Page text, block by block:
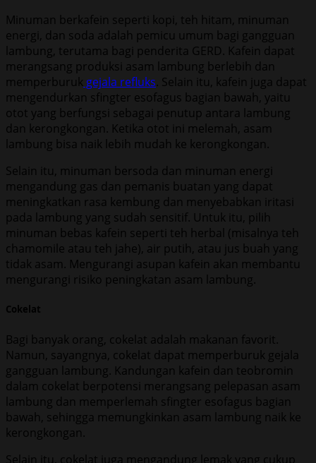
Minuman berkafein seperti kopi, teh hitam, minuman
energi, dan soda adalah pemicu umum bagi gangguan
lambung, terutama bagi penderita GERD. Kafein dapat
merangsang produksi asam lambung berlebih dan
memperburuk gejala refluks. Selain itu, kafein juga dapat
mengendurkan sfingter esofagus bagian bawah, yaitu
otot yang berfungsi sebagai penutup antara lambung
dan kerongkongan. Ketika otot ini melemah, asam
lambung bisa naik lebih mudah ke kerongkongan.
Selain itu, minuman bersoda dan minuman energi
mengandung gas dan pemanis buatan yang dapat
meningkatkan rasa kembung dan menyebabkan iritasi
pada lambung yang sudah sensitif. Untuk itu, pilih
minuman bebas kafein seperti teh herbal (misalnya teh
chamomile atau teh jahe), air putih, atau jus buah yang
tidak asam. Mengurangi asupan kafein akan membantu
mengurangi risiko peningkatan asam lambung.
Cokelat
Bagi banyak orang, cokelat adalah makanan favorit.
Namun, sayangnya, cokelat dapat memperburuk gejala
gangguan lambung. Kandungan kafein dan teobromin
dalam cokelat berpotensi merangsang pelepasan asam
lambung dan memperlemah sfingter esofagus bagian
bawah, sehingga memungkinkan asam lambung naik ke
kerongkongan.
Selain itu, cokelat juga mengandung lemak yang cukup